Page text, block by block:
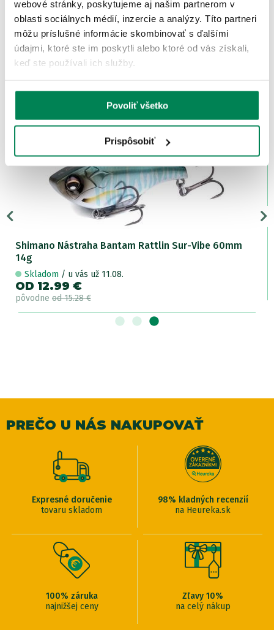
webové stránky, poskytujeme aj našim partnerom v
oblasti sociálnych médií, inzercie a analýzy. Títo partneri
môžu príslušné informácie skombinovať s ďalšími
údajmi, ktoré ste im poskytli alebo ktoré od vás získali,
keď ste používali ich služby.
Povoliť všetko
Prispôsobiť
7 variantov
Shimano Nástraha Bantam Rattlin Sur-Vibe 60mm
14g
Skladom / u vás už 11.08.
OD 12.99 €
pôvodne od 15.28 €
PREČO U NÁS NAKUPOVAŤ
Expresné doručenie
tovaru skladom
98% kladných recenzií
na Heureka.sk
100% záruka
najnižšej ceny
Zľavy 10%
na celý nákup